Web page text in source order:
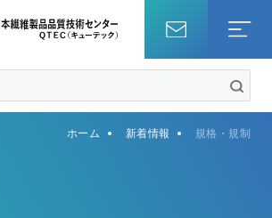
ホーム 新着情報 規格・規制